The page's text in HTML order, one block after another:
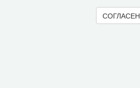
СОГЛАСЕН